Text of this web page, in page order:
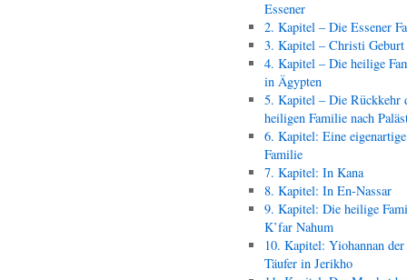
Essener
2. Kapitel – Die Essener
3. Kapitel – Christi Geburt
4. Kapitel – Die heilige
in Ägypten
5. Kapitel – Die Rückkehr
heiligen Familie nach
6. Kapitel: Eine eigenartige
Familie
7. Kapitel: In Kana
8. Kapitel: In En-Nassar
9. Kapitel: Die heilige
K’far Nahum
10. Kapitel: Yiohannan der
Täufer in Jerikho